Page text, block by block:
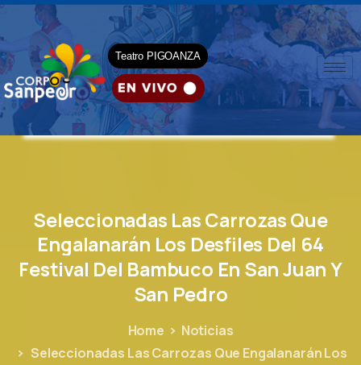
Teatro PIGOANZA
Seleccionadas LasCarrozasQue
Engalanarán Los Desfiles Del 64
Festival Del Bambuco En SanJuanY
San Pedro
Home
Noticias
Seleccionadas Las Carrozas Que Engalanarán Los